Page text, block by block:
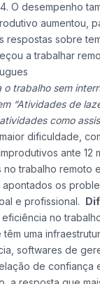
O desempenho
aumentou,
respostas sobre
a trabalhar
trabalho sem
“Atividades de
como
dificuldade,
ante
trabalho remoto
os
e profissional.
no
uma
softwares de
de